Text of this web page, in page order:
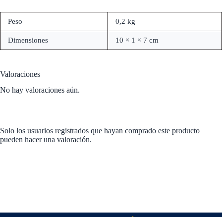
Peso 0,2 kg
Dimensiones 10 × 1 × 7 cm
Valoraciones
No hay valoraciones aún.
Solo los usuarios registrados que hayan comprado este producto
pueden hacer una valoración.